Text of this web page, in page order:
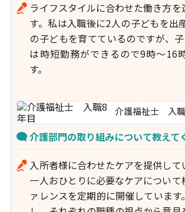
ライフスタイルに合わせた働き方を
す。私は入職後に2人の子どもを出
の子どもを育てているのですが、
は時短勤務ができるので9時～16
す。
介護福祉士 入
介護部門の取り組みについて教えて
入所者様に合わせたケアを提供し
一人おひとりに必要なケアについて
ァレンスを定期的に開催しています